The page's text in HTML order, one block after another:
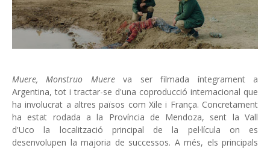
Muere, Monstruo Muereva ser filmada íntegrament a
Argentina, tot i tractar-se d'una coproducció internacional que
ha involucrat a altres països com Xile i França. Concretament
ha estat rodada a la Província de Mendoza, sent la Vall
d'Uco la localització principal de la pel·lícula on es
desenvolupen la majoria de successos. A més, els principals